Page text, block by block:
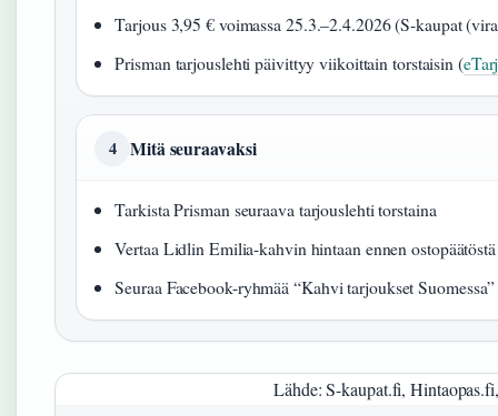
Tarjous 3,95 € voimassa 25.3.–2.4.2026 (S-kaupat
Prisman tarjouslehti päivittyy viikoittain torstaisin (
4 Mitä seuraavaksi
Tarkista Prisman seuraava tarjouslehti torstaina
Vertaa Lidlin Emilia-kahvin hintaan ennen ostopäätöstä
Seuraa Facebook-ryhmää “Kahvi tarjoukset Suomessa”
Lähde: S-kaupat.fi,